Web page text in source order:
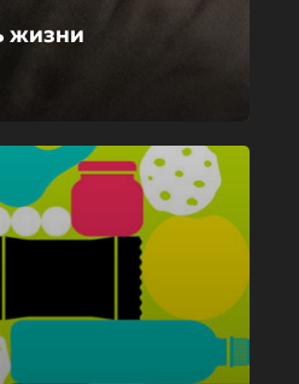
жизни